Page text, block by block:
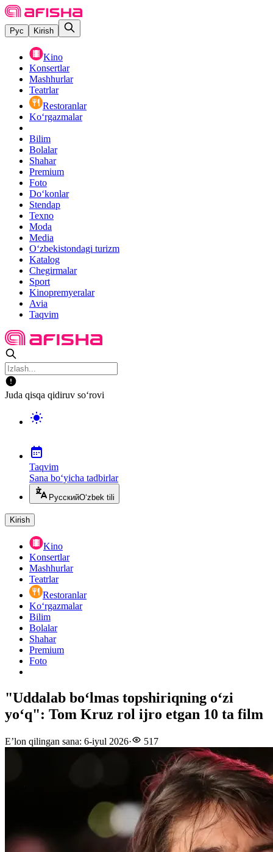
Рус Kirish
Kino
Konsertlar
Mashhurlar
Teatrlar
Restoranlar
Ko‘rgazmalar
Bilim
Bolalar
Shahar
Premium
Foto
Do‘konlar
Stendap
Texno
Moda
Media
O‘zbekistondagi turizm
Katalog
Chegirmalar
Sport
Kinopremyeralar
Avia
Taqvim
Juda qisqa qidiruv so‘rovi
Taqvim
Sana bo‘yicha tadbirlar
РусскийO‘zbek tili
Kirish
Kino
Konsertlar
Mashhurlar
Teatrlar
Restoranlar
Ko‘rgazmalar
Bilim
Bolalar
Shahar
Premium
Foto
"Uddalab boʻlmas topshiriqning oʻzi
yoʻq": Tom Kruz rol ijro etgan 10 ta film
E’lon qilingan sana: 6-iyul 2026· 517